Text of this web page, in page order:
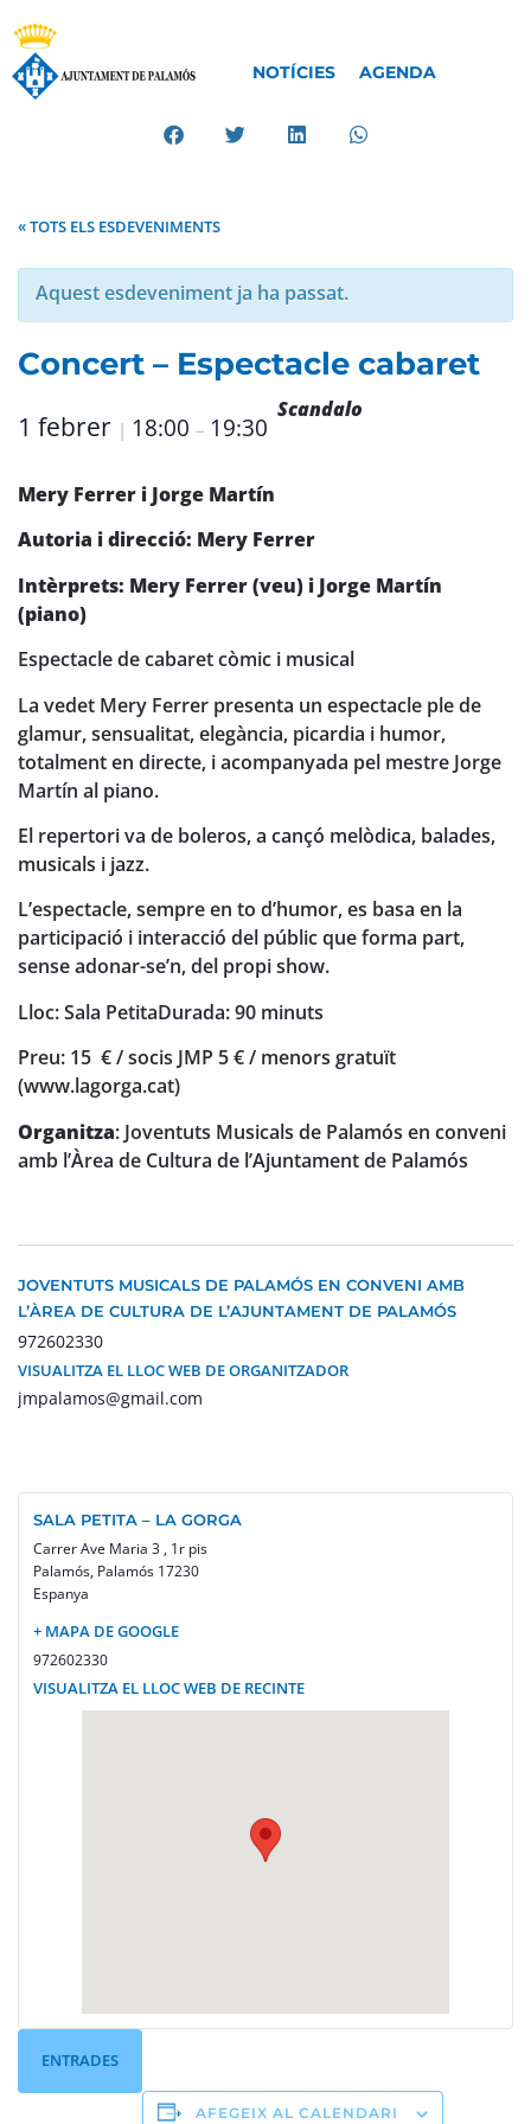
NOTÍCIES AGENDA
« TOTS ELS ESDEVENIMENTS
Aquest esdeveniment ja ha passat.
Concert – Espectacle cabaret
1 febrer | 18:00 – 19:30
Scandalo
Mery Ferrer i Jorge Martín
Autoria i direcció: Mery Ferrer
Intèrprets: Mery Ferrer (veu) i Jorge Martín
(piano)
Espectacle de cabaret còmic i musical
La vedet Mery Ferrer presenta un espectacle ple de
glamur, sensualitat, elegància, picardia i humor,
totalment en directe, i acompanyada pel mestre Jorge
Martín al piano.
El repertori va de boleros, a cançó melòdica, balades,
musicals i jazz.
L’espectacle, sempre en to d’humor, es basa en la
participació i interacció del públic que forma part,
sense adonar-se’n, del propi show.
Lloc: Sala PetitaDurada: 90 minuts
Preu: 15 € / socis JMP 5 € / menors gratuït
(www.lagorga.cat)
Organitza: Joventuts Musicals de Palamós en conveni
amb l’Àrea de Cultura de l’Ajuntament de Palamós
JOVENTUTS MUSICALS DE PALAMÓS EN CONVENI AMB
L’ÀREA DE CULTURA DE L’AJUNTAMENT DE PALAMÓS
972602330
VISUALITZA EL LLOC WEB DE ORGANITZADOR
jmpalamos@gmail.com
SALA PETITA – LA GORGA
Carrer Ave Maria 3 , 1r pis
Palamós, Palamós 17230
Espanya
+ MAPA DE GOOGLE
972602330
VISUALITZA EL LLOC WEB DE RECINTE
ENTRADES
AFEGEIX AL CALENDARI